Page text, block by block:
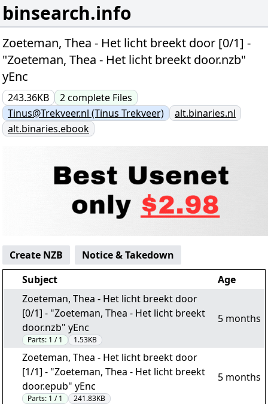
binsearch.info
Zoeteman, Thea - Het licht breekt door [0/1] -
"Zoeteman, Thea - Het licht breekt door.nzb"
yEnc
243.36KB 2complete Files
Tinus@Trekveer.nl (Tinus Trekveer)
alt.binaries.nl
alt.binaries.ebook
Create NZB
Notice & Takedown
Subject
Age
Zoeteman, Thea - Het licht breekt door
[0/1] - "Zoeteman, Thea - Het licht breekt
door.nzb" yEnc
Parts: 1 / 1 1.53KB
5 months
Zoeteman, Thea - Het licht breekt door
[1/1] - "Zoeteman, Thea - Het licht breekt
door.epub" yEnc
Parts: 1 / 1 241.83KB
5 months